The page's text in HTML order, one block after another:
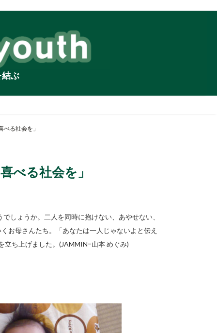
ぶ
る社会を」
べる社会を」
しょうか。二人を同時に抱けない、あやせない、
お母さんたち。「あなたは一人じゃないよと伝え
ち上げました。(JAMMIN=山本 めぐみ)